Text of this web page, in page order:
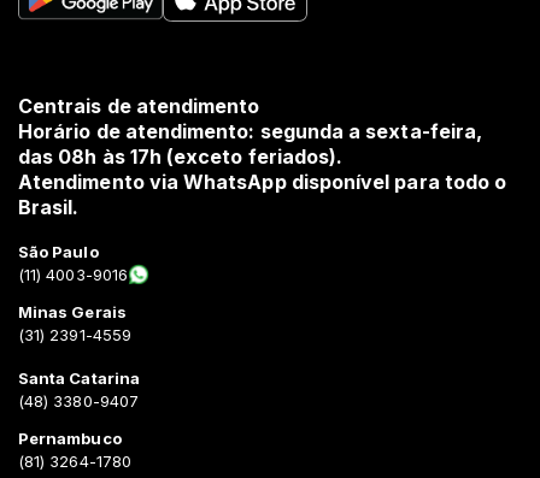
Centrais de atendimento
Horário de atendimento: segunda a sexta-feira,
das 08h às 17h (exceto feriados).
Atendimento via WhatsApp disponível para todo o
Brasil.
São Paulo
(11) 4003-9016
Minas Gerais
(31) 2391-4559
Santa Catarina
(48) 3380-9407
Pernambuco
(81) 3264-1780